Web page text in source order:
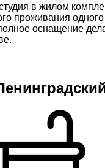
в жилом
проживания
оснащение